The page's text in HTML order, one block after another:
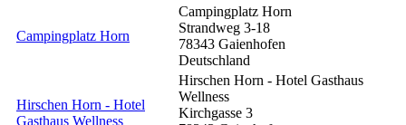
Campingplatz Horn
Campingplatz Horn
Strandweg 3-18
78343 Gaienhofen
Deutschland
Hirschen Horn - Hotel
Gasthaus Wellness
Hirschen Horn - Hotel Gasthaus
Wellness
Kirchgasse 3